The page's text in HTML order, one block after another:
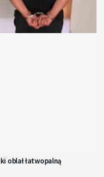
oblał łatwopalną